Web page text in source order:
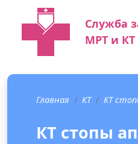
Служба
МРТ и КТ
Главная КТ КТ
КТ стопы